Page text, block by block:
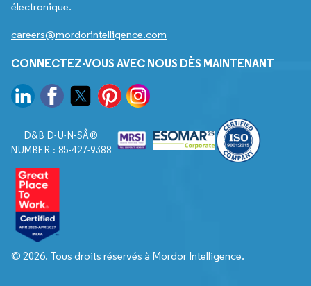
électronique.
careers@mordorintelligence.com
CONNECTEZ-VOUS AVEC NOUS DÈS MAINTENANT
D&B D-U-N-SÂ®
NUMBER : 85-427-9388
© 2026. Tous droits réservés à Mordor Intelligence.